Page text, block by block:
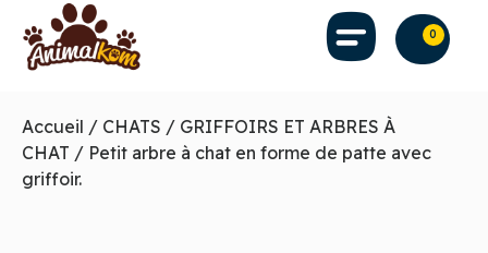
0
Accueil / CHATS / GRIFFOIRS ET ARBRES À
CHAT / Petit arbre à chat en forme de patte avec
griffoir.